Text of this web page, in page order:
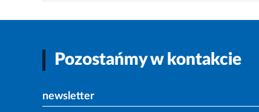
Pozostańmy w kontakcie
newsletter